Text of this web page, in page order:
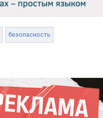
безопасность